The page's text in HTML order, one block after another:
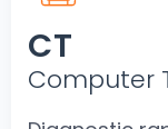
CT
Computer